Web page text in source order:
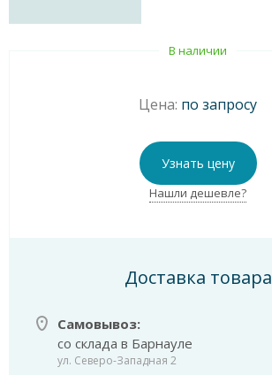
В наличии
Цена: по запросу
Узнать цену
Нашли дешевле?
Доставка товара
Самовывоз:
со склада в Барнауле
ул. Северо-Западная 2